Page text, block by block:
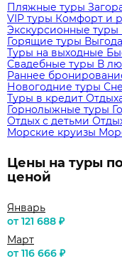
Пляжные туры
VIP туры Комфорт и
Экскурсионные туры
Горящие туры
Туры на выходные
Свадебные туры В
Раннее
Новогодние туры
Туры в кредит
Горнолыжные туры
Отдых с детьми
Морские круизы
Цены на туры
ценой
Январь
от 121 688 ₽
Март
от 116 666 ₽